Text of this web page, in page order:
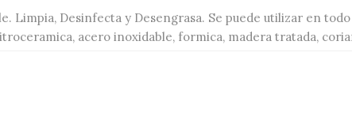
Limpia, Desinfecta y Desengrasa. Se puede utilizar en
acero inoxidable, formica, madera tratada,